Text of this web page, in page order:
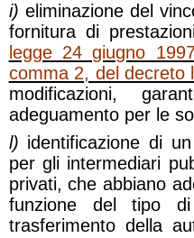
i) eliminazione del
fornitura di
legge 24 giugno
comma 2, del decreto
modificazioni,
adeguamento per le
l) identificazione di
per gli intermediari
privati, che abbiano
funzione del tipo
trasferimento della